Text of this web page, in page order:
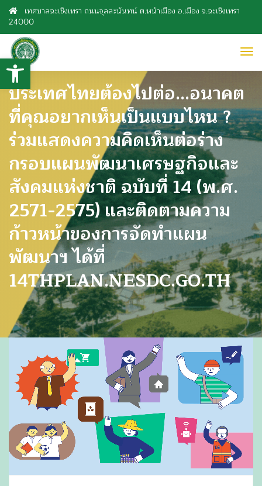
เทศบาลฉะเชิงเทรา ถนนจุลละนันทน์ ต.หน้าเมือง อ.เมือง จ.ฉะเชิงเทรา
24000
ประเทศไทยต้องไปต่อ...อนาคต
ที่คุณอยากเห็นเป็นแบบไหน ?
ร่วมแสดงความคิดเห็นต่อร่าง
กรอบแผนพัฒนาเศรษฐกิจและ
สังคมแห่งชาติ ฉบับที่ 14 (พ.ศ.
2571-2575) และติดตามความ
ก้าวหน้าของการจัดทำแผน
พัฒนาฯ ได้ที่
14THPLAN.NESDC.GO.TH
Open toolbar